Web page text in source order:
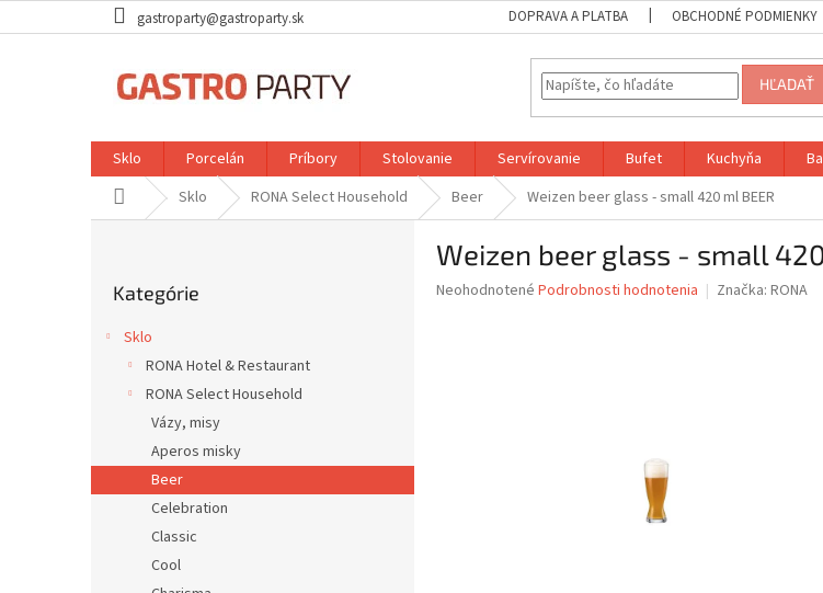
na
gastroparty@gastroparty.sk DOPRAVA A PLATBA OBCHODNÉ PODMIENKY
HĽADAŤ
Sklo Porcelán Príbory Stolovanie Servírovanie Bufet Kuchyňa
DomovSklo RONA Select Household Beer Weizen beer glass - small 420 ml BEER
kategórie
Kategórie
Sklo
RONA Hotel & Restaurant
RONA Select Household
Vázy, misy
Aperos misky
Beer
Celebration
Classic
Cool
Weizen beer glass - small
Priemerné
Neohodnotené Podrobnosti hodnotenia Značka: RONA